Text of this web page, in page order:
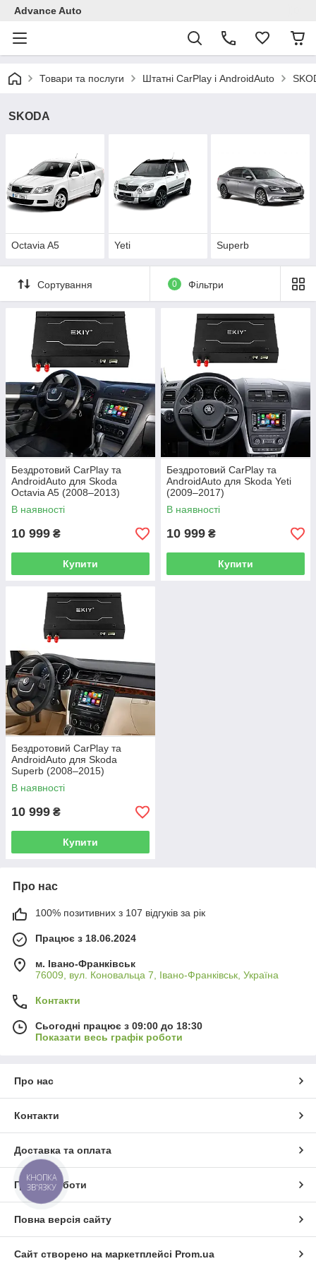
Advance Auto
Товари та послуги Штатні CarPlay і AndroidAuto
SKODA
Octavia A5 Yeti Superb
Сортування 0 Фільтри
Бездротовий CarPlay та
AndroidAuto для Skoda
Octavia A5 (2008–2013)
В наявності
10 999 ₴
Купити
Бездротовий CarPlay та
AndroidAuto для Skoda Yeti
(2009–2017)
В наявності
10 999 ₴
Купити
Бездротовий CarPlay та
AndroidAuto для Skoda
Superb (2008–2015)
В наявності
10 999 ₴
Купити
Про нас
100% позитивних з 107 відгуків за рік
Працює з 18.06.2024
м. Івано-Франківськ
76009, вул. Коновальца 7, Івано-Франківськ, Україна
Контакти
Сьогодні працює з 09:00 до 18:30
Показати весь графік роботи
Про нас
Контакти
Доставка та оплата
Графік роботи
Повна версія сайту
Сайт створено на маркетплейсі Prom.ua
КНОПКА
ЗВ'ЯЗКУ